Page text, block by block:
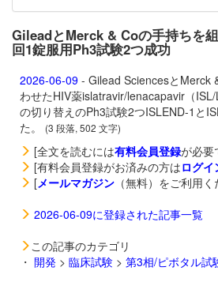
GileadとMerck & Coの手持ちを
回1錠服用Ph3試験2つ成功
2026-06-09 - Gilead SciencesとMerck
わせたHIV薬islatravir/lenacapavir（
の切り替えのPh3試験2つISLEND-1と
た。
(3 段落, 502 文字)
[全文を読むには有料会員登録が必要
[有料会員登録がお済みの方はログイ
[メールマガジン （無料）をご利用
2026-06-09に登録された記事一覧
この記事のカテゴリ
・ 開発 > 臨床試験 > 第3相/ピボタル試